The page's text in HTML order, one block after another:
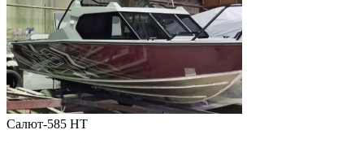
Салют-585 HT